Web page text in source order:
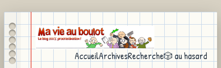
AccueilArchivesRecherche🎲 au hasard